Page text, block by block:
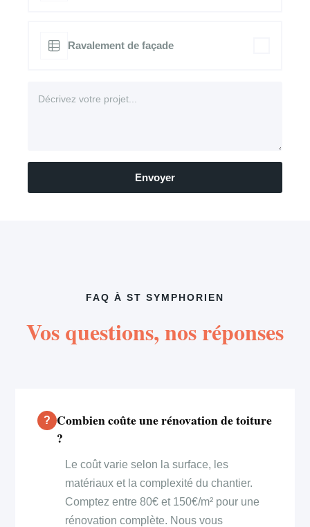
Ravalement de façade
Envoyer
FAQ À ST SYMPHORIEN
Vos questions, nos réponses
Combien coûte une rénovation de toiture
?
Le coût varie selon la surface, les
matériaux et la complexité du chantier.
Comptez entre 80€ et 150€/m² pour une
rénovation complète. Nous vous